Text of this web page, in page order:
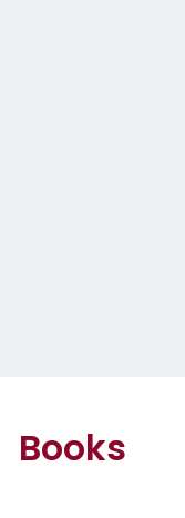
Books